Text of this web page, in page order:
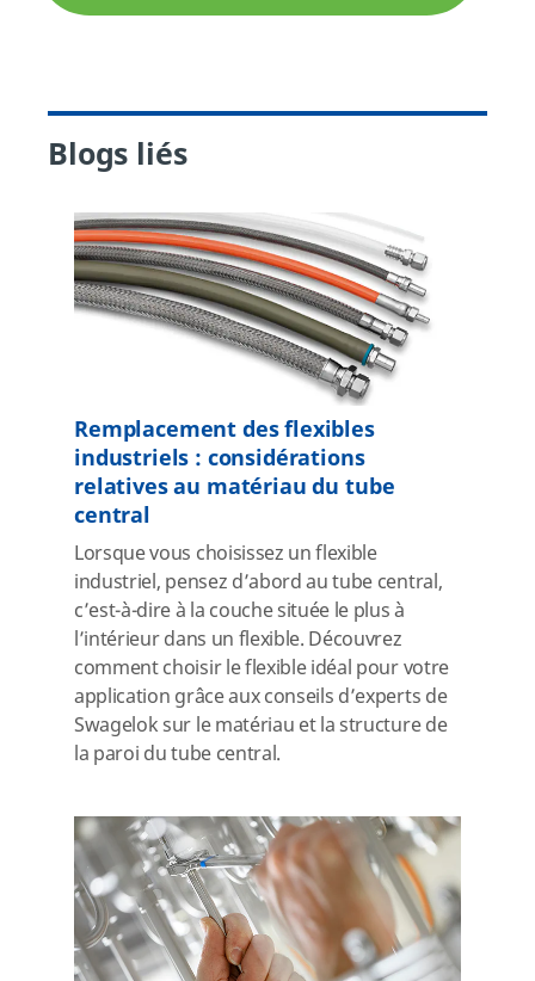
Blogs liés
Remplacement des flexibles
industriels : considérations
relatives au matériau du tube
central
Lorsque vous choisissez un flexible
industriel, pensez d’abord au tube central,
c’est-à-dire à la couche située le plus à
l’intérieur dans un flexible. Découvrez
comment choisir le flexible idéal pour votre
application grâce aux conseils d’experts de
Swagelok sur le matériau et la structure de
la paroi du tube central.